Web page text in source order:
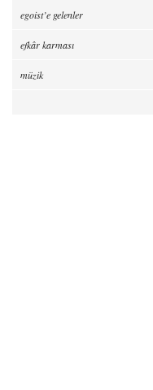
egoist’e gelenler
efkâr karması
müzik